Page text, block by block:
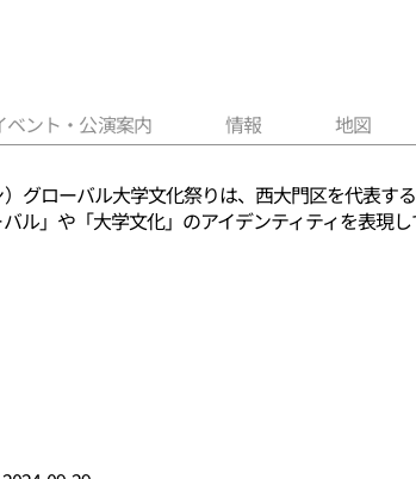
ベント・公演案内 情報 地図
グローバル大学文化祭りは、西大門区を代表す
ル」や「大学文化」のアイデンティティを表現